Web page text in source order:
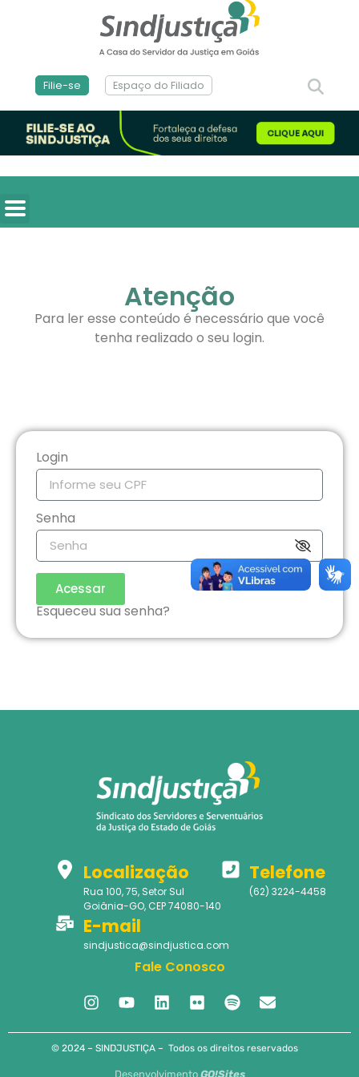
Filie-se Espaço do Filiado
Atenção
Para ler esse conteúdo é necessário que você
tenha realizado o seu login.
Login
Senha
Acessar
Esqueceu sua senha?
Localização
Rua 100, 75, Setor Sul
Goiânia-GO, CEP 74080-140
Telefone
(62) 3224-4458
E-mail
sindjustica@sindjustica.com
Fale Conosco
© 2024 – SINDJUSTIÇA – Todos os direitos reservados
Desenvolvimento GO!Sites